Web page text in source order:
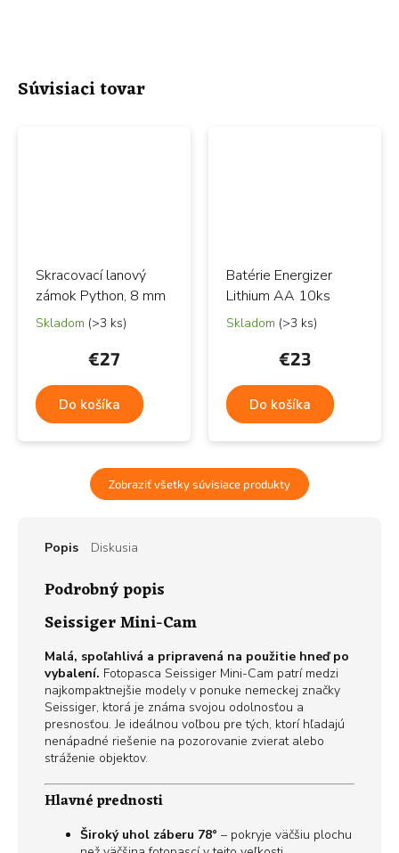
Súvisiaci tovar
Skracovací lanový
zámok Python, 8 mm
Skladom (>3 ks)
€27
Do košíka
Batérie Energizer
Lithium AA 10ks
Skladom (>3 ks)
€23
Do košíka
Zobraziť všetky súvisiace produkty
Popis Diskusia
Podrobný popis
Seissiger Mini-Cam
Malá, spoľahlivá a pripravená na použitie hneď po
vybalení. Fotopasca Seissiger Mini-Cam patrí medzi
najkompaktnejšie modely v ponuke nemeckej značky
Seissiger, ktorá je známa svojou odolnosťou a
presnosťou. Je ideálnou voľbou pre tých, ktorí hľadajú
nenápadné riešenie na pozorovanie zvierat alebo
stráženie objektov.
Hlavné prednosti
Široký uhol záberu 78° – pokryje väčšiu plochu